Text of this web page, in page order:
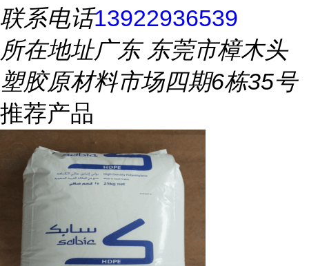
联系电话13922936539
所在地址广东 东莞市樟木头
塑胶原材料市场四期6栋35号
推荐产品